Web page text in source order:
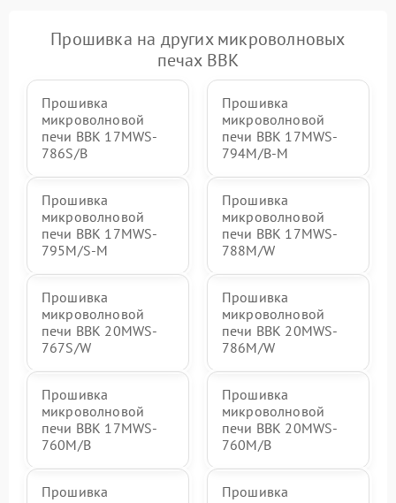
Прошивка на других микроволновых
печах BBK
Прошивка
микроволновой
печи BBK 17MWS-
786S/B
Прошивка
микроволновой
печи BBK 17MWS-
794M/B-M
Прошивка
микроволновой
печи BBK 17MWS-
795M/S-M
Прошивка
микроволновой
печи BBK 17MWS-
788M/W
Прошивка
микроволновой
печи BBK 20MWS-
767S/W
Прошивка
микроволновой
печи BBK 20MWS-
786M/W
Прошивка
микроволновой
печи BBK 17MWS-
760M/B
Прошивка
микроволновой
печи BBK 20MWS-
760M/B
Прошивка
Прошивка